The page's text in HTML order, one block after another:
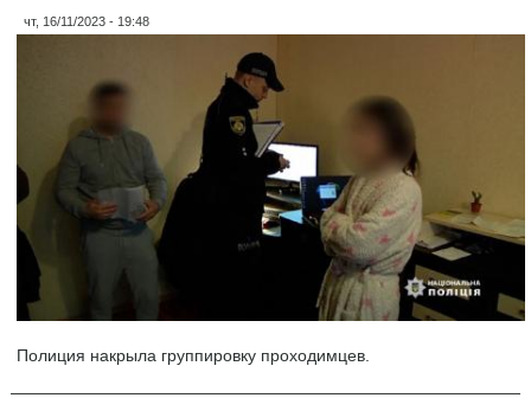
чт, 16/11/2023 - 19:48
Полиция накрыла группировку проходимцев.